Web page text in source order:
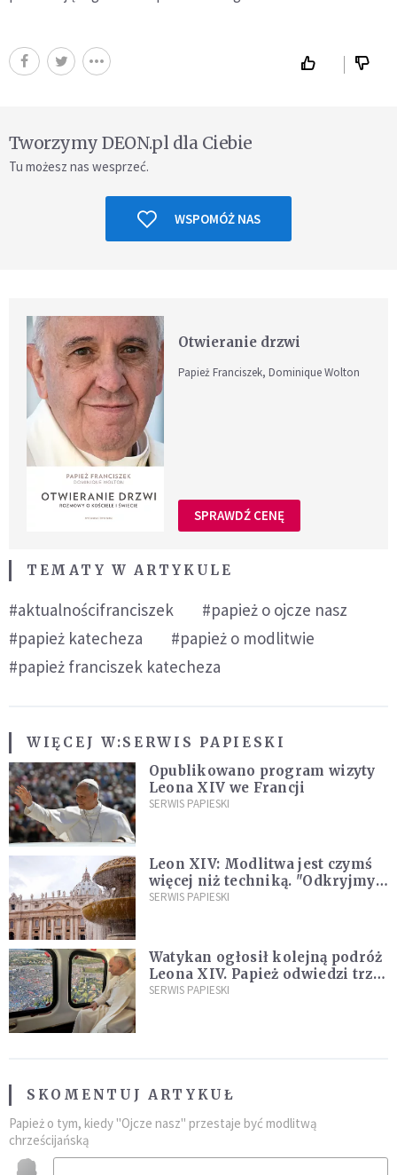
Tworzymy DEON.pl dla Ciebie
Tu możesz nas wesprzeć.
WSPOMÓŻ NAS
Otwieranie drzwi
Papież Franciszek, Dominique Wolton
SPRAWDŹ CENĘ
TEMATY W ARTYKULE
#aktualnościfranciszek
#papież o ojcze nasz
#papież katecheza
#papież o modlitwie
#papież franciszek katecheza
WIĘCEJ W:SERWIS PAPIESKI
Opublikowano program wizyty
Leona XIV we Francji
SERWIS PAPIESKI
Leon XIV: Modlitwa jest czymś
więcej niż techniką. "Odkryjmy
ją na nowo"
SERWIS PAPIESKI
Watykan ogłosił kolejną podróż
Leona XIV. Papież odwiedzi trzy
kraje Ameryki Południowej
SERWIS PAPIESKI
SKOMENTUJ ARTYKUŁ
Papież o tym, kiedy "Ojcze nasz" przestaje być modlitwą
chrześcijańską